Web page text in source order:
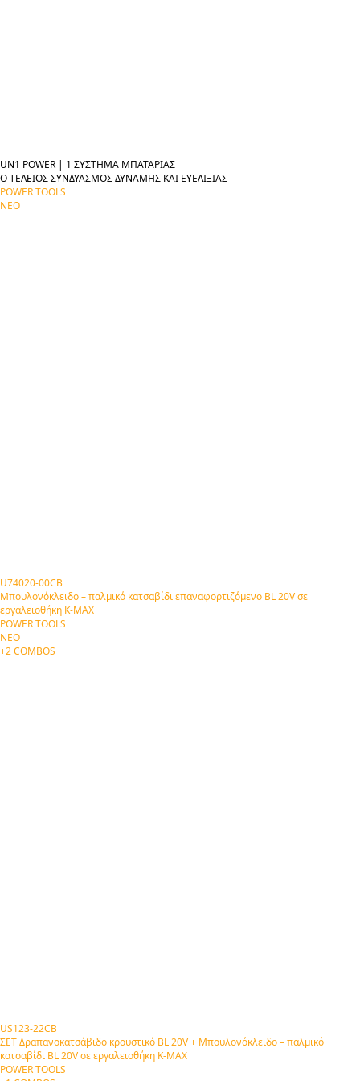
UN1 POWER | 1 ΣΥΣΤΗΜΑ ΜΠΑΤΑΡΙΑΣ
Ο ΤΕΛΕΙΟΣ ΣΥΝΔΥΑΣΜΟΣ ΔΥΝΑΜΗΣ ΚΑΙ ΕΥΕΛΙΞΙΑΣ
POWER TOOLS
ΝΕΟ
U74020-00CB
Μπουλονόκλειδο – παλμικό κατσαβίδι επαναφορτιζόμενο BL 20V σε
εργαλειοθήκη Κ-ΜΑΧ
POWER TOOLS
ΝΕΟ
+2 COMBOS
US123-22CB
ΣΕΤ Δραπανοκατσάβιδο κρουστικό BL 20V + Μπουλονόκλειδο – παλμικό
κατσαβίδι BL 20V σε εργαλειοθήκη Κ-ΜΑΧ
POWER TOOLS